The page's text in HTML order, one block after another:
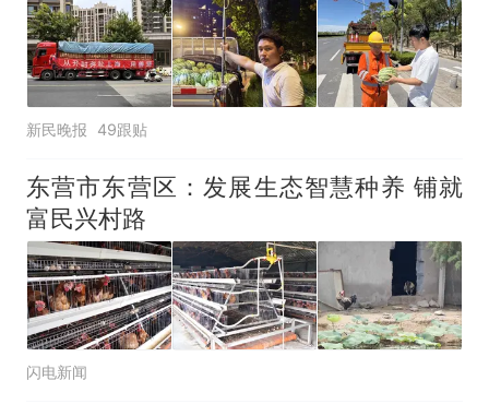
新民晚报 49跟贴
东营市东营区：发展生态智慧种养 铺就
富民兴村路
闪电新闻